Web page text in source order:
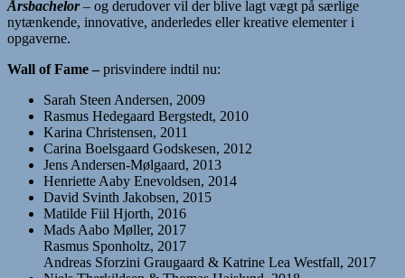
Årsbachelor– og derudover vil der blive lagt vægt på særlige
nytænkende, innovative, anderledes eller kreative elementer i
opgaverne.
Wall of Fame – prisvindere indtil nu:
Sarah Steen Andersen, 2009
Rasmus Hedegaard Bergstedt, 2010
Karina Christensen, 2011
Carina Boelsgaard Godskesen, 2012
Jens Andersen-Mølgaard, 2013
Henriette Aaby Enevoldsen, 2014
David Svinth Jakobsen, 2015
Matilde Fiil Hjorth, 2016
Mads Aabo Møller, 2017
Rasmus Sponholtz, 2017
Andreas Sforzini Graugaard & Katrine Lea Westfall, 2017